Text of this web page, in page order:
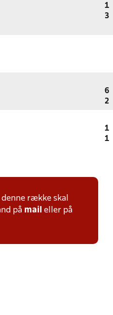
1
3
6
2
1
1
række skal
på mail eller på